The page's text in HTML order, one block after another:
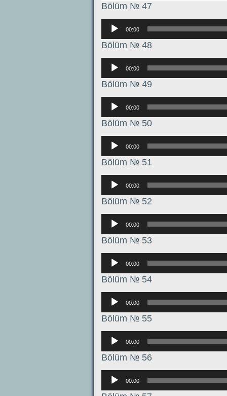
Bölüm № 47
Аудиоплеер
00:00
Bölüm № 48
Аудиоплеер
00:00
Bölüm № 49
Аудиоплеер
00:00
Bölüm № 50
Аудиоплеер
00:00
Bölüm № 51
Аудиоплеер
00:00
Bölüm № 52
Аудиоплеер
00:00
Bölüm № 53
Аудиоплеер
00:00
Bölüm № 54
Аудиоплеер
00:00
Bölüm № 55
Аудиоплеер
00:00
Bölüm № 56
Аудиоплеер
00:00